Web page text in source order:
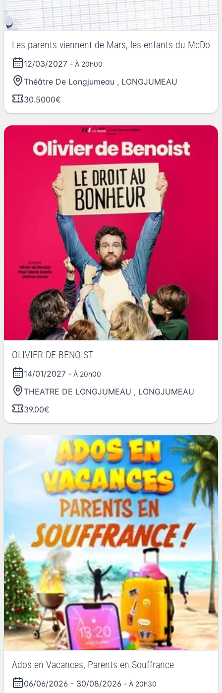
Les parents viennent de Mars, les enfants du McDo
12/03/2027 - À 20h00
Théâtre De Longjumeau , LONGJUMEAU
30.5000€
OLIVIER DE BENOIST
14/01/2027 - À 20h00
THEATRE DE LONGJUMEAU , LONGJUMEAU
39.00€
Ados en Vacances, Parents en Souffrance
06/06/2026 - 30/08/2026 - À 20h30